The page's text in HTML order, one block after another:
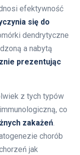
efektywność
się do
dendrytyczne
a nabytą
prezentując
z tych typów
co
zakażeń.
chorób
jak